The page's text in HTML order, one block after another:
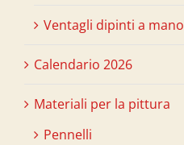
Ventagli dipinti a mano
Calendario 2026
Materiali per la pittura
Pennelli